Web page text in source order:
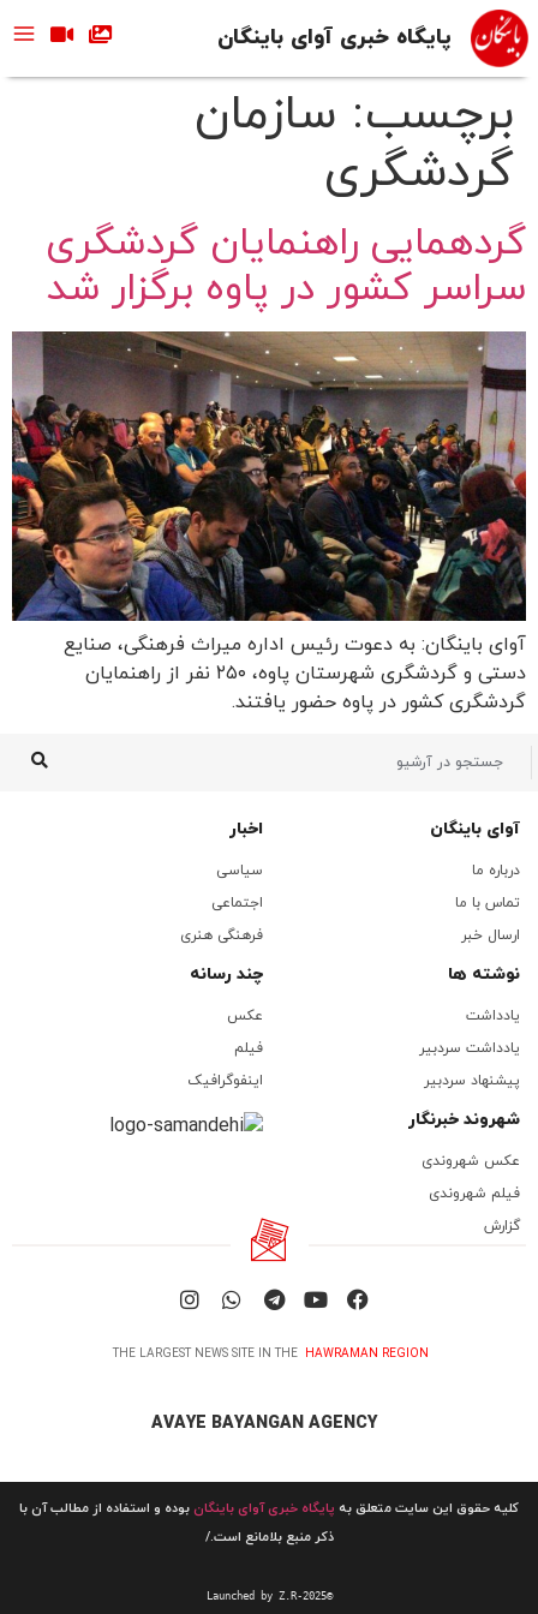
پایگاه خبری آوای باینگان
برچسب: سازمان
گردشگری
گردهمایی راهنمایان گردشگری
سراسر کشور در پاوه برگزار شد
آوای باینگان: به دعوت رئیس اداره میراث فرهنگی، صنایع
دستی و گردشگری شهرستان پاوه، ۲۵۰ نفر از راهنمایان
گردشگری کشور در پاوه حضور یافتند.
آوای باینگان
درباره ما
تماس با ما
ارسال خبر
اخبار
سیاسی
اجتماعی
فرهنگی هنری
نوشته ها
یادداشت
یادداشت سردبیر
پیشنهاد سردبیر
چند رسانه
عکس
فیلم
اینفوگرافیک
شهروند خبرنگار
عکس شهروندی
فیلم شهروندی
گزارش
THE LARGEST NEWS SITE IN THE HAWRAMAN REGION
AVAYE BAYANGAN AGENCY
کلیه حقوق این سایت متعلق به پایگاه خبری آوای باینگانبوده و استفاده از مطالب آن با
ذکر منبع بلامانع است./
Launched by Z.R-2025©